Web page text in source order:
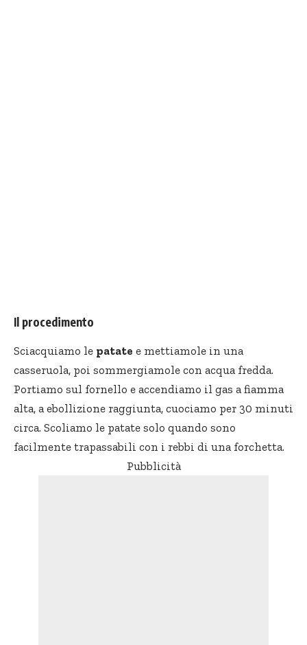
Il procedimento
Sciacquiamo le patate e mettiamole in una
casseruola, poi sommergiamole con acqua fredda.
Portiamo sul fornello e accendiamo il gas a fiamma
alta, a ebollizione raggiunta, cuociamo per 30 minuti
circa. Scoliamo le patate solo quando sono
facilmente trapassabili con i rebbi di una forchetta.
Pubblicità